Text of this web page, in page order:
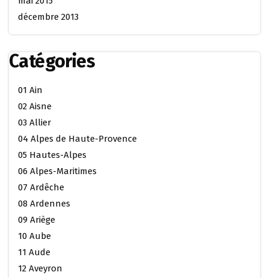
décembre 2013
Catégories
01 Ain
02 Aisne
03 Allier
04 Alpes de Haute-Provence
05 Hautes-Alpes
06 Alpes-Maritimes
07 Ardêche
08 Ardennes
09 Ariège
10 Aube
11 Aude
12 Aveyron